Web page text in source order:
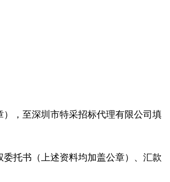
，至深圳市特采招标代理有限公司填
托书（上述资料均加盖公章）、汇款